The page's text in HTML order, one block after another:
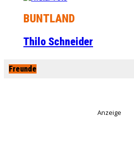
BUNTLAND
Thilo Schneider
Freunde
Anzeige